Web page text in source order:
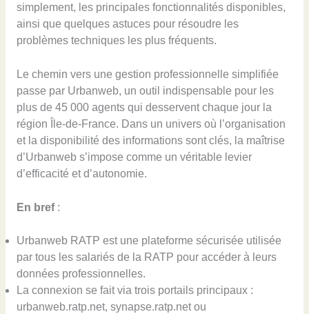
simplement, les principales fonctionnalités disponibles,
ainsi que quelques astuces pour résoudre les
problèmes techniques les plus fréquents.
Le chemin vers une gestion professionnelle simplifiée
passe par Urbanweb, un outil indispensable pour les
plus de 45 000 agents qui desservent chaque jour la
région Île-de-France. Dans un univers où l’organisation
et la disponibilité des informations sont clés, la maîtrise
d’Urbanweb s’impose comme un véritable levier
d’efficacité et d’autonomie.
En bref:
Urbanweb RATP est une plateforme sécurisée utilisée
par tous les salariés de la RATP pour accéder à leurs
données professionnelles.
La connexion se fait via trois portails principaux :
urbanweb.ratp.net, synapse.ratp.net ou